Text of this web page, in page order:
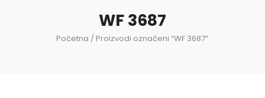
WF 3687
Početna / Proizvodi označeni “WF 3687”